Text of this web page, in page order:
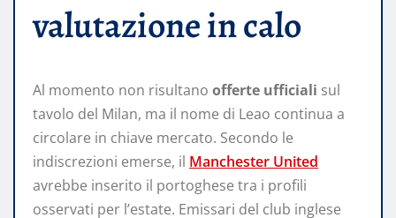
valutazione in calo
Al momento non risultano offerte ufficiali sul
tavolo del Milan, ma il nome di Leao continua a
circolare in chiave mercato. Secondo le
indiscrezioni emerse, il Manchester United
avrebbe inserito il portoghese tra i profili
osservati per l’estate. Emissari del club inglese